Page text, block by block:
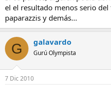
el el resultado menos serio
paparazzis y demás...
G galavardo
Gurú Olympista
7 Dic 2010